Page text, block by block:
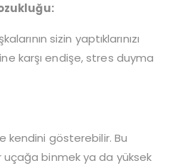
sizin yaptıklarınızı
karşı endişe, stres duyma
kendini gösterebilir. Bu
uçağa binmek ya da yüksek